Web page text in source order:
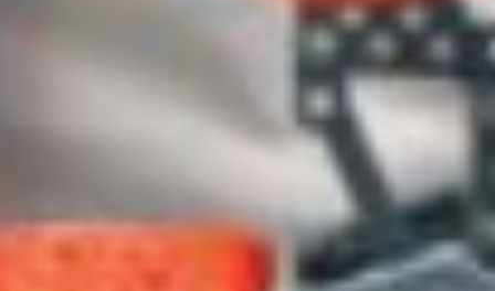
профессиональных квалификаций. Там нам
поездов, их составляющих и о тренажёре
на детскую железную дорогу, на которой
нам дали попробовать себя в роли